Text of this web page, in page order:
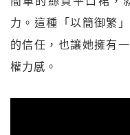
力。這種「以簡御繁
的信任，也讓她擁有
權力感。